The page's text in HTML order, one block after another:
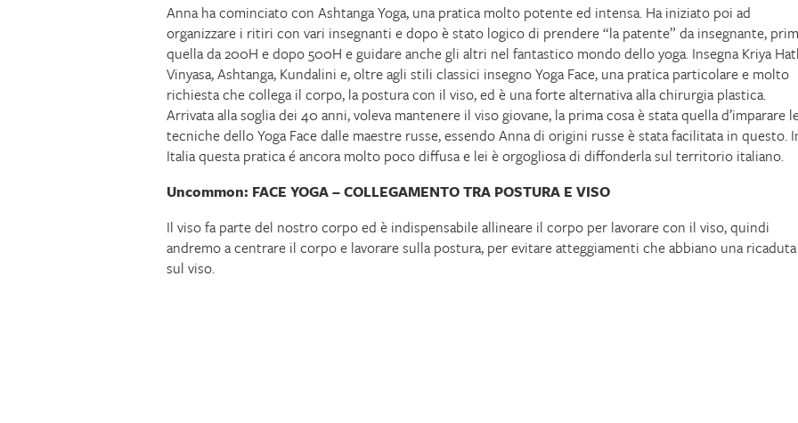
Anna ha cominciato con Ashtanga Yoga, una pratica molto potente ed intensa. Ha iniziato poi ad
organizzare i ritiri con vari insegnanti e dopo è stato logico di prendere “la patente” da insegnante,
quella da 200H e dopo 500H e guidare anche gli altri nel fantastico mondo dello yoga. Insegna Kriya
Vinyasa, Ashtanga, Kundalini e, oltre agli stili classici insegno Yoga Face, una pratica particolare e molto
richiesta che collega il corpo, la postura con il viso, ed è una forte alternativa alla chirurgia plastica.
Arrivata alla soglia dei 40 anni, voleva mantenere il viso giovane, la prima cosa è stata quella d’imparare
tecniche dello Yoga Face dalle maestre russe, essendo Anna di origini russe è stata facilitata in questo.
Italia questa pratica é ancora molto poco diffusa e lei è orgogliosa di diffonderla sul territorio italiano.
Uncommon: FACE YOGA – COLLEGAMENTO TRA POSTURA E VISO
Il viso fa parte del nostro corpo ed è indispensabile allineare il corpo per lavorare con il viso, quindi
andremo a centrare il corpo e lavorare sulla postura, per evitare atteggiamenti che abbiano una ricaduta
sul viso.